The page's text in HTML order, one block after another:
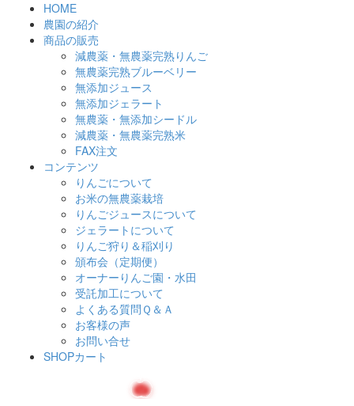
HOME
農園の紹介
商品の販売
減農薬・無農薬完熟りんご
無農薬完熟ブルーベリー
無添加ジュース
無添加ジェラート
無農薬・無添加シードル
減農薬・無農薬完熟米
FAX注文
コンテンツ
りんごについて
お米の無農薬栽培
りんごジュースについて
ジェラートについて
りんご狩り＆稲刈り
頒布会（定期便）
オーナーりんご園・水田
受託加工について
よくある質問Ｑ＆Ａ
お客様の声
お問い合せ
SHOPカート